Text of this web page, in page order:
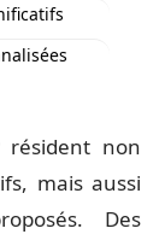
résident non
mais aussi
Des